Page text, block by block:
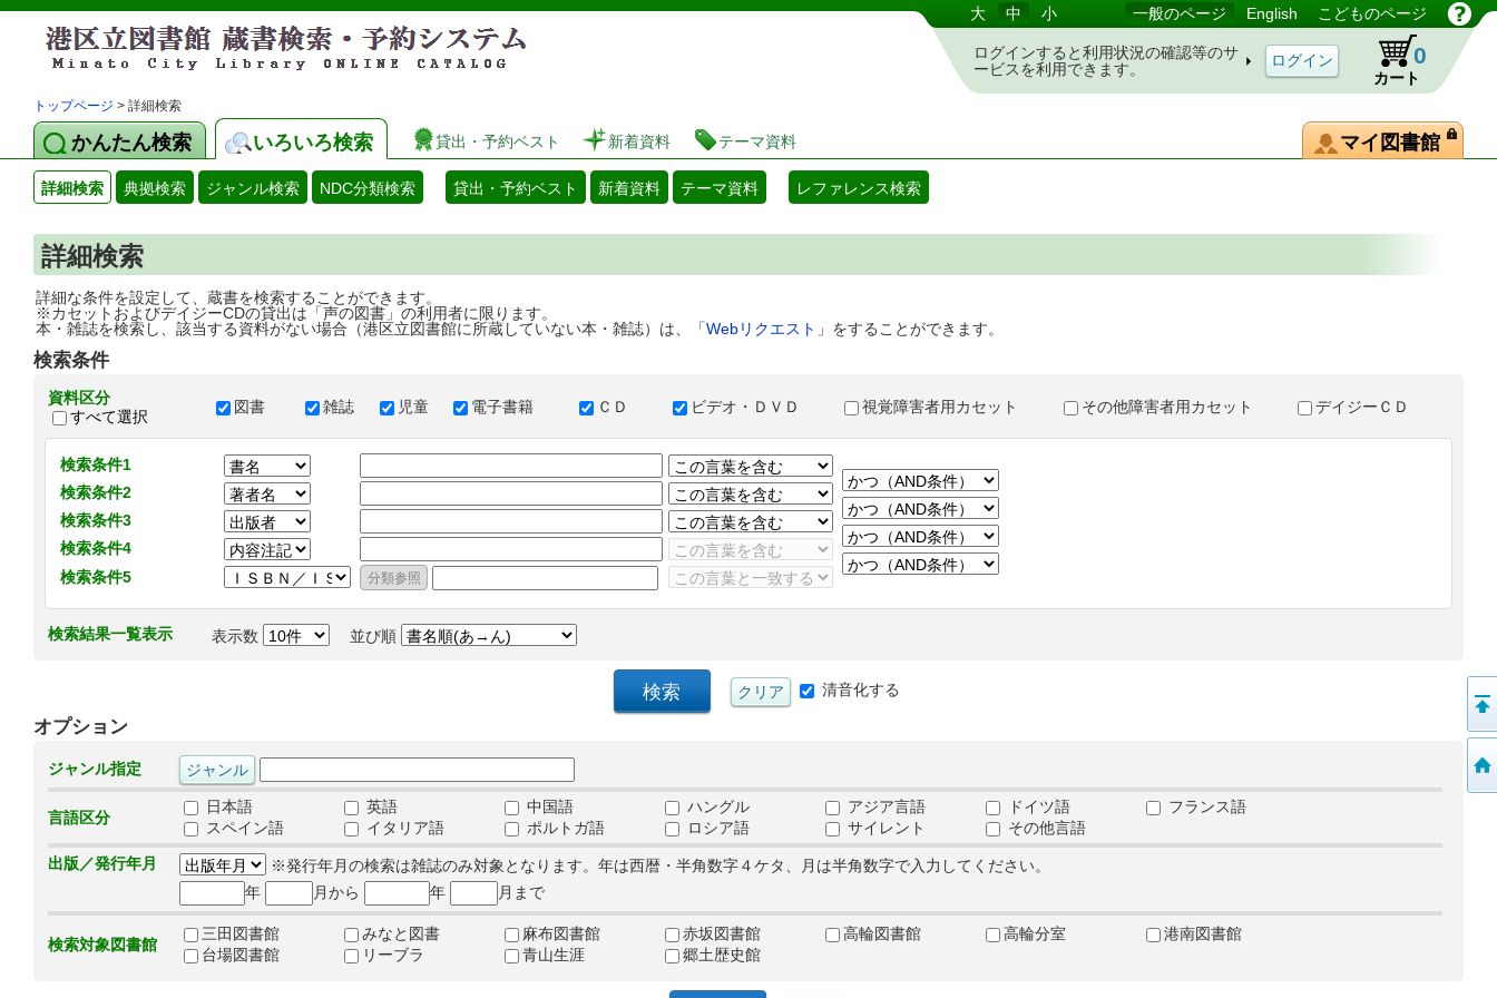
港区立図書館 蔵書検索・予約システム 大 中 小 一般のページ English こどものページ
ログインすると利用状況の確認等のサ
ービスを利用できます。
カート
0
トップページ > 詳細検索
かんたん検索 いろいろ検索 貸出・予約ベスト 新着資料 テーマ資料 マイ図書館
詳細検索 典拠検索 ジャンル検索 NDC分類検索 貸出・予約ベスト 新着資料 テーマ資料 レファレンス検索
詳細検索
詳細な条件を設定して、蔵書を検索することができます。
※カセットおよびデイジーCDの貸出は「声の図書」の利用者に限ります。
本・雑誌を検索し、該当する資料がない場合（港区立図書館に所蔵していない本・雑誌）は、「Webリクエスト 」をすることができます。
検索条件
資料区分
すべて選択
図書 雑誌 児童 電子書籍 ＣＤ ビデオ・ＤＶＤ 視覚障害者用カセット その他障害者用カセット デイジーＣＤ
検索条件1
検索条件2
検索条件3
検索条件4
検索条件5
検索結果一覧表示 表示数 並び順
清音化する
オプション
ジャンル指定
言語区分
日本語 英語 中国語 ハングル アジア言語 ドイツ語
フランス語
スペイン語
イタリア語 ポルトガ語 ロシア語 サイレント
その他言語
出版／発行年月
※発行年月の検索は雑誌のみ対象となります。年は西暦・半角数字４ケタ、月は半角数字で入力してください。
年
月から 年 月まで
検索対象図書館
三田図書館 みなと図書 麻布図書館 赤坂図書館 高輪図書館 高輪分室
港南図書館
台場図書館
リーブラ 青山生涯 郷土歴史館